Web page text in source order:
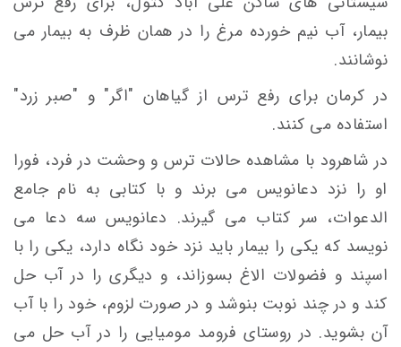
بیمار، آب نیم خورده مرغ را در همان ظرف به بیمار می
نوشانند.
در کرمان برای رفع ترس از گیاهان "اگر" و "صبر زرد"
استفاده می کنند.
در شاهرود با مشاهده حالات ترس و وحشت در فرد، فورا
او را نزد دعانويس می برند و با كتابی به نام جامع
الدعوات، سر كتاب می گيرند. دعانويس سه دعا می
نويسد كه يكی را بیمار بايد نزد خود نگاه دارد، يكی را با
اسپند و فضولات الاغ بسوزاند، و ديگری را در آب حل
كند و در چند نوبت بنوشد و در صورت لزوم، خود را با آب
آن بشويد. در روستای فرومد موميايی را در آب حل می